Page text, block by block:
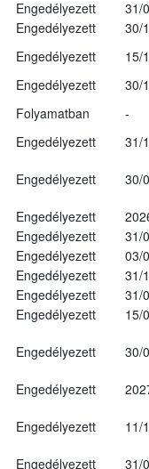
Engedélyezett
31/
Engedélyezett
30/
Engedélyezett
15/
Engedélyezett
30/
Folyamatban
-
Engedélyezett
31/
Engedélyezett 30/
Engedélyezett
Engedélyezett
31/
Engedélyezett
03/
Engedélyezett
31/
Engedélyezett
31/
Engedélyezett
15/
Engedélyezett 30/
Engedélyezett
Engedélyezett 11/
Engedélyezett
31/